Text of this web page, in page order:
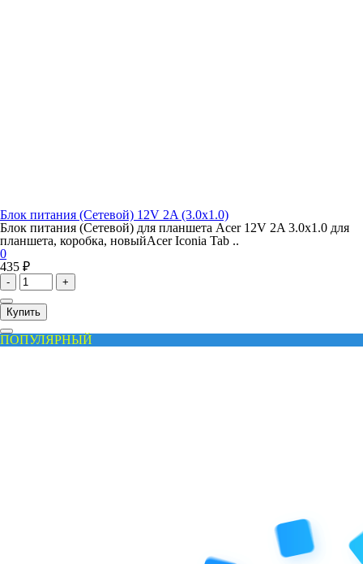
Блок питания (Сетевой) 12V 2A (3.0x1.0)
Блок питания (Сетевой) для планшета Acer 12V 2A 3.0x1.0 для
планшета, коробка, новыйAcer Iconia Tab ..
0
435 ₽
- +
Купить
ПОПУЛЯРНЫЙ